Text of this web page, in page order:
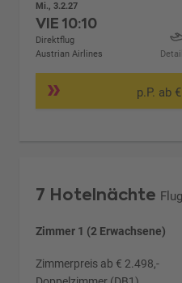
Mi., 3.2.27
VIE10:10
Direktflug
Austrian Airlines
p.P. ab
7 Hotelnächte
Zimmer 1 (2 Erwachsene)
Zimmerpreis ab € 2.498,-